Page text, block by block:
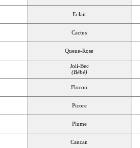
Eclair
Cactus
Queue-Rose
Joli-Bec
(Bébé)
Flocon
Picore
Plume
Cancan